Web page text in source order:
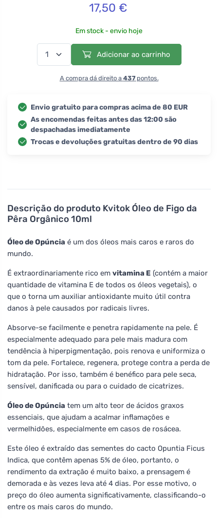
Descrição do produto Kvitok Óleo de Figo da
Pêra Orgânico 10ml
Óleo de Opúncia é um dos óleos mais caros e raros do
mundo.
É extraordinariamente rico em vitamina E (contém a maior
quantidade de vitamina E de todos os óleos vegetais), o
que o torna um auxiliar antioxidante muito útil contra
danos à pele causados por radicais livres.
Absorve-se facilmente e penetra rapidamente na pele. É
especialmente adequado para pele mais madura com
tendência à hiperpigmentação, pois renova e uniformiza o
tom da pele. Fortalece, regenera, protege contra a perda de
hidratação. Por isso, também é benéfico para pele seca,
sensível, danificada ou para o cuidado de cicatrizes.
Óleo de Opúncia tem um alto teor de ácidos graxos
essenciais, que ajudam a acalmar inflamações e
vermelhidões, especialmente em casos de rosácea.
Este óleo é extraído das sementes do cacto Opuntia Ficus
Indica, que contêm apenas 5% de óleo, portanto, o
rendimento da extração é muito baixo, a prensagem é
demorada e às vezes leva até 4 dias. Por esse motivo, o
preço do óleo aumenta significativamente, classificando-o
entre os mais caros do mundo.
17,50 €
Em stock - envio hoje
Adicionar ao carrinho
A compra dá direito a 437pontos.
Envio gratuito para compras acima de 80 EUR
As encomendas feitas antes das 12:00 são
despachadas imediatamente
Trocas e devoluções gratuitas dentro de 90 dias